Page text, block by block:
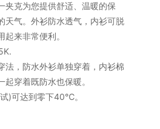
夹克为您提供舒适、温暖的保
天气。外衫防水透气，内衫可脱
来非常便利。
法，防水外衫单独穿着，内衫棉
穿着既防水也保暖。
)可达到零下40℃。